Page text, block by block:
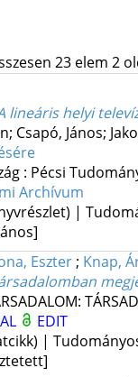
23 elem 2
lineáris helyi
Csapó, János;
: Pécsi
Archívum
|
Eszter; Knap,
EDIT
|